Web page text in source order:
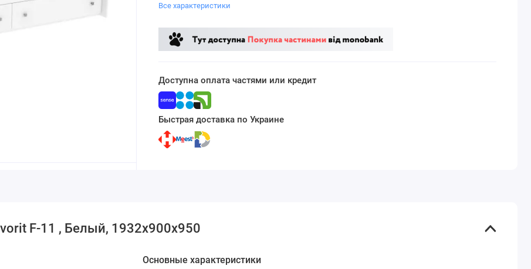
Все характеристики
Доступна оплата частями или кредит
Быстрая доставка по Украине
F-11 , Белый, 1932х900х950
Основные характеристики